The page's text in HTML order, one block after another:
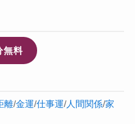
無料
離/金運/仕事運/人間関係/家